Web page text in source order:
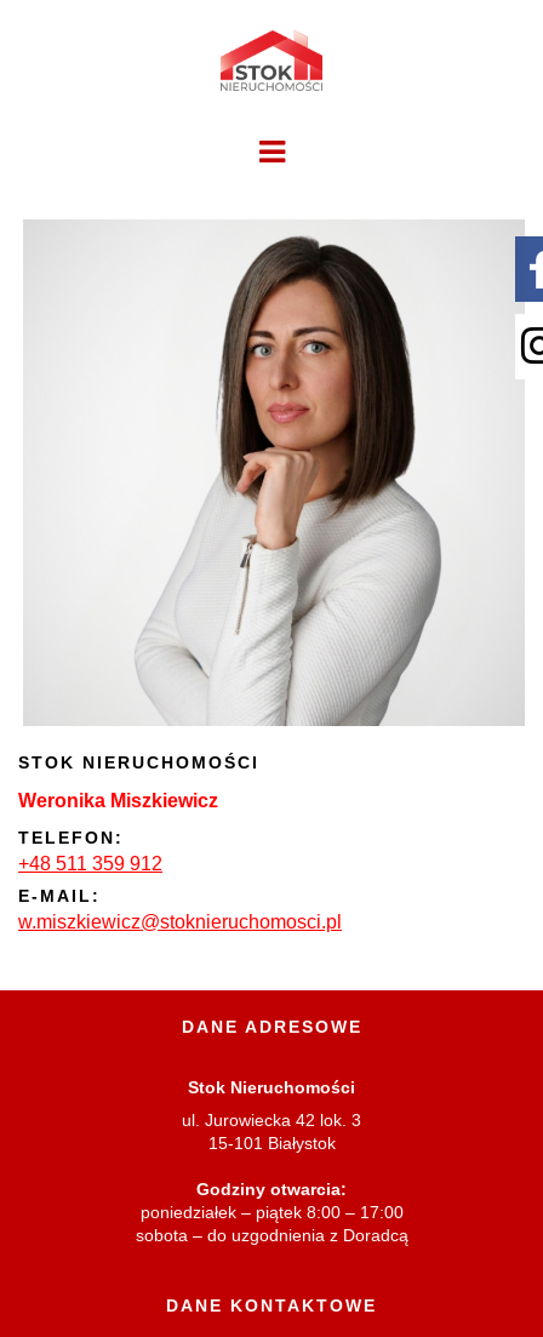
STOK NIERUCHOMOŚCI
Weronika Miszkiewicz
TELEFON:
+48 511 359 912
E-MAIL:
w.miszkiewicz@stoknieruchomosci.pl
DANE ADRESOWE
Stok Nieruchomości
ul. Jurowiecka 42 lok. 3
15-101 Białystok
Godziny otwarcia:
poniedziałek – piątek 8:00 – 17:00
sobota – do uzgodnienia z Doradcą
DANE KONTAKTOWE